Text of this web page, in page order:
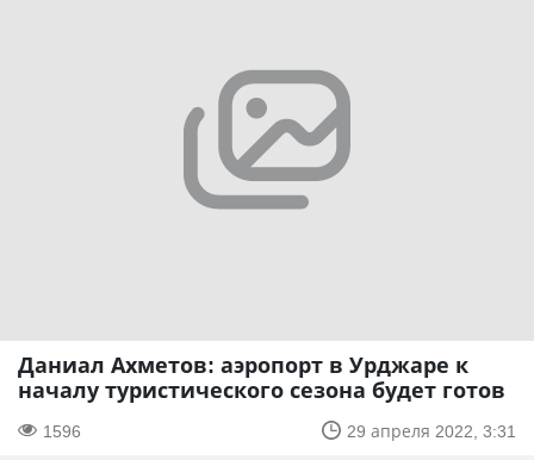
Даниал Ахметов: аэропорт в Урджаре к
началу туристического сезона будет готов
1596 29 апреля 2022, 3:31